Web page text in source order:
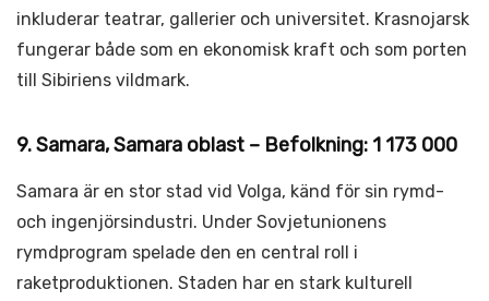
inkluderar teatrar, gallerier och universitet. Krasnojarsk
fungerar både som en ekonomisk kraft och som porten
till Sibiriens vildmark.
9. Samara, Samara oblast – Befolkning: 1 173 000
Samara är en stor stad vid Volga, känd för sin rymd-
och ingenjörsindustri. Under Sovjetunionens
rymdprogram spelade den en central roll i
raketproduktionen. Staden har en stark kulturell